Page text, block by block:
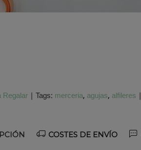
Regalar| Tags: merceria agujas alfileres |
COSTES DE ENVÍO